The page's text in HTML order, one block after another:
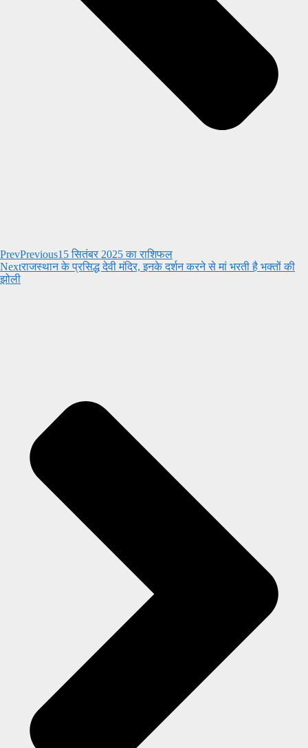
PrevPrevious15 सितंबर 2025 का राशिफल
Nextराजस्थान के प्रसिद्ध देवी मंदिर, इनके दर्शन करने से मां भरती है भक्तों की
झोली